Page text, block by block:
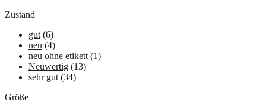
Zustand
gut (6)
neu (4)
neu ohne etikett (1)
Neuwertig (13)
sehr gut (34)
Größe